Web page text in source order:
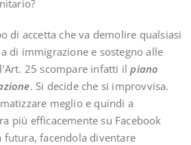
di accetta che va demolire qualsiasi
di immigrazione e sostegno alle
25 scompare infatti il piano
. Si decide che si improvvisa.
meglio e quindi a
più efficacemente su Facebook
futura, facendola diventare